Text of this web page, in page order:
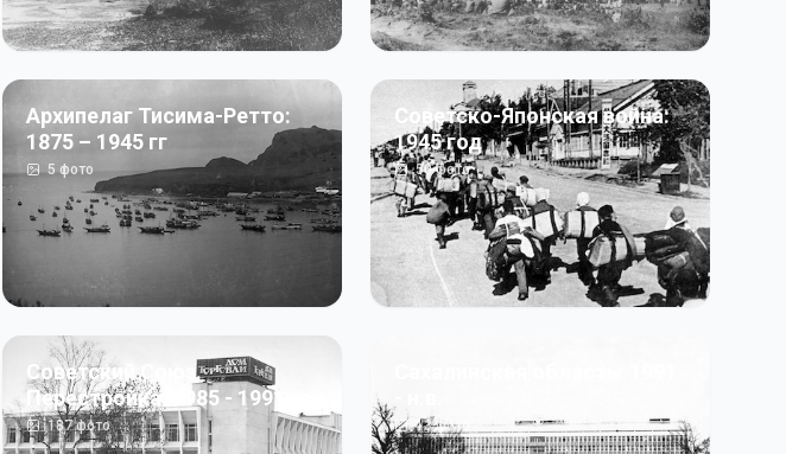
Архипелаг Тисима-Ретто:
1875 – 1945 гг
5фото
Советско-Японская война:
1945 год
50фото
Советский Союз.
Перестройка: 1985 - 1991 гг
187фото 13фото